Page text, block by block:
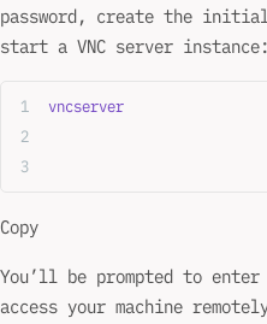
password, create the
start a VNC server instance:
vncserver
Copy
You’ll be prompted to
access your machine